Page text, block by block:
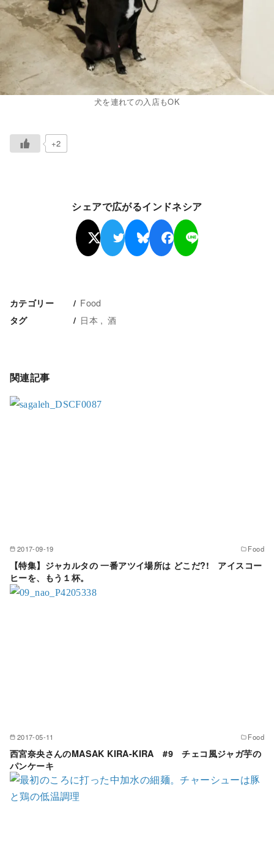
犬を連れての入店もOK
+2
シェアで広がるインドネシア
カテゴリー Food
タグ 日本 酒
関連記事
2017-09-19 Food
【特集】ジャカルタの 一番アツイ場所は どこだ?! アイスコー
ヒーを、もう１杯。
2017-05-11 Food
西宮奈央さんのMASAK KIRA-KIRA #9 チェコ風ジャガ芋の
パンケーキ